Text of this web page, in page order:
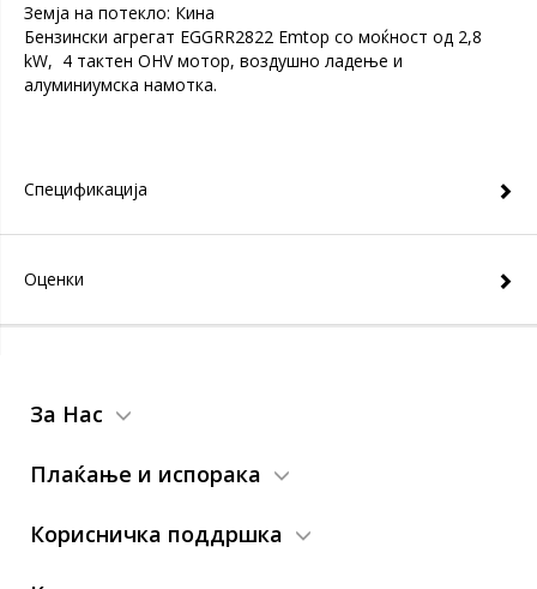
Земја на потекло: Кина
Бензински агрегат EGGRR2822 Emtop со моќност од 2,8
kW, 4 тактен OHV мотор, воздушно ладење и
алуминиумска намотка.
Спецификација
Оценки
За Нас
Плаќање и испорака
Корисничка поддршка